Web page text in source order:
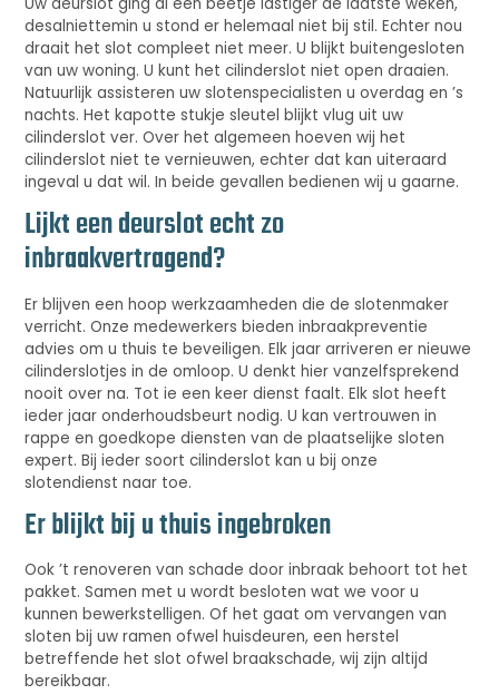
Uw deurslot ging al een beetje lastiger de laatste weken,
desalniettemin u stond er helemaal niet bij stil. Echter nou
draait het slot compleet niet meer. U blijkt buitengesloten
van uw woning. U kunt het cilinderslot niet open draaien.
Natuurlijk assisteren uw slotenspecialisten u overdag en ’s
nachts. Het kapotte stukje sleutel blijkt vlug uit uw
cilinderslot ver. Over het algemeen hoeven wij het
cilinderslot niet te vernieuwen, echter dat kan uiteraard
ingeval u dat wil. In beide gevallen bedienen wij u gaarne.
Lijkt een deurslot echt zo
inbraakvertragend?
Er blijven een hoop werkzaamheden die de slotenmaker
verricht. Onze medewerkers bieden inbraakpreventie
advies om u thuis te beveiligen. Elk jaar arriveren er nieuwe
cilinderslotjes in de omloop. U denkt hier vanzelfsprekend
nooit over na. Tot ie een keer dienst faalt. Elk slot heeft
ieder jaar onderhoudsbeurt nodig. U kan vertrouwen in
rappe en goedkope diensten van de plaatselijke sloten
expert. Bij ieder soort cilinderslot kan u bij onze
slotendienst naar toe.
Er blijkt bij u thuis ingebroken
Ook ’t renoveren van schade door inbraak behoort tot het
pakket. Samen met u wordt besloten wat we voor u
kunnen bewerkstelligen. Of het gaat om vervangen van
sloten bij uw ramen ofwel huisdeuren, een herstel
betreffende het slot ofwel braakschade, wij zijn altijd
bereikbaar.